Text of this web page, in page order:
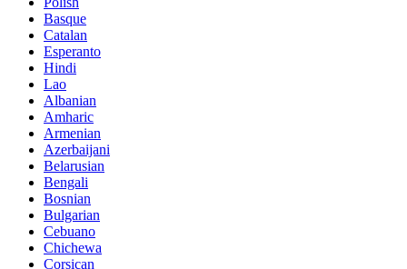
Basque
Catalan
Esperanto
Hindi
Lao
Albanian
Amharic
Armenian
Azerbaijani
Belarusian
Bengali
Bosnian
Bulgarian
Cebuano
Chichewa
Corsican